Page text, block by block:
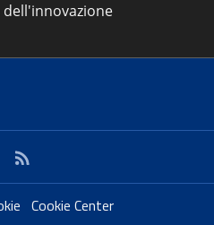
Cookie Center